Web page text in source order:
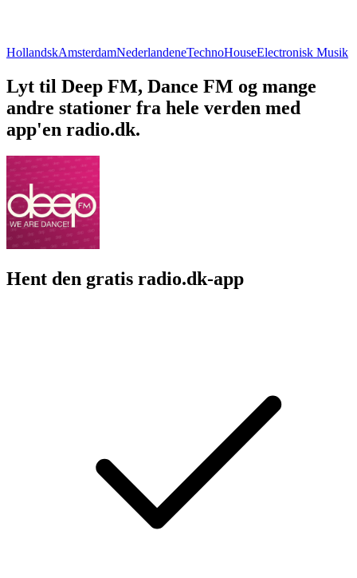
HollandskAmsterdamNederlandeneTechnoHouseElectronisk Musik
Lyt til Deep FM, Dance FM og mange
andre stationer fra hele verden med
app'en radio.dk.
Hent den gratis radio.dk-app